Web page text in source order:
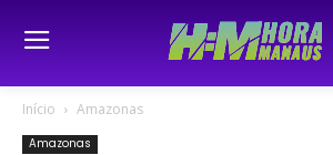
Início Amazonas
Amazonas